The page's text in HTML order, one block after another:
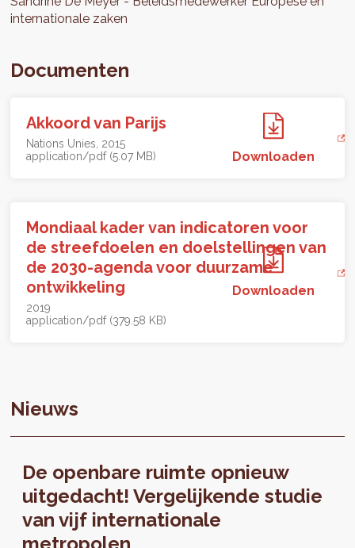
internationale zaken
Documenten
Akkoord van Parijs
Nations Unies 2015
application/pdf (5.07 MB)
Downloaden
Mondiaal kader van indicatoren voor
de streefdoelen en doelstellingen van
de 2030-agenda voor duurzame
ontwikkeling
2019
application/pdf (379.58 KB)
Downloaden
Nieuws
De openbare ruimte opnieuw
uitgedacht! Vergelijkende studie
van vijf internationale
metropolen